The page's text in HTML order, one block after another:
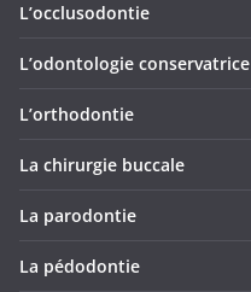
L’occlusodontie
L’odontologie conservatrice
L’orthodontie
La chirurgie buccale
La parodontie
La pédodontie